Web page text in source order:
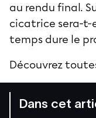
Dans cet
au rendu final.
cicatrice sera-t-
temps dure le
Découvrez